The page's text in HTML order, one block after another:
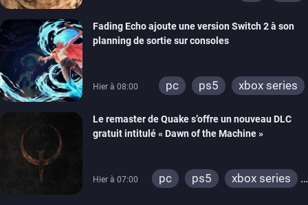
Fading Echo ajoute une version Switch 2 à son
planning de sortie sur consoles
Hier à 08:00 pc ps5 xbox series
Le remaster de Quake s’offre un nouveau DLC
gratuit intitulé « Dawn of the Machine »
Hier à 07:00 pc ps5
xbox series